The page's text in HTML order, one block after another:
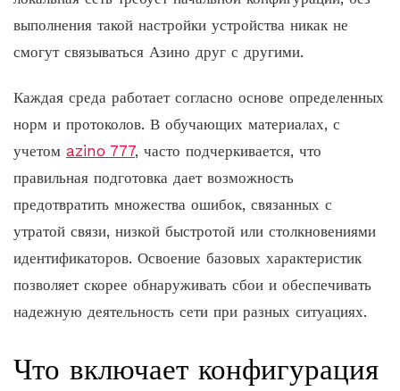
выполнения такой настройки устройства никак не
смогут связываться Азино друг с другими.
Каждая среда работает согласно основе определенных
норм и протоколов. В обучающих материалах, с
учетом azino 777, часто подчеркивается, что
правильная подготовка дает возможность
предотвратить множества ошибок, связанных с
утратой связи, низкой быстротой или столкновениями
идентификаторов. Освоение базовых характеристик
позволяет скорее обнаруживать сбои и обеспечивать
надежную деятельность сети при разных ситуациях.
Что включает конфигурация